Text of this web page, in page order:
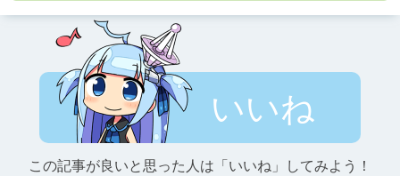
いいね
この記事が良いと思った人は「いいね」してみよう！